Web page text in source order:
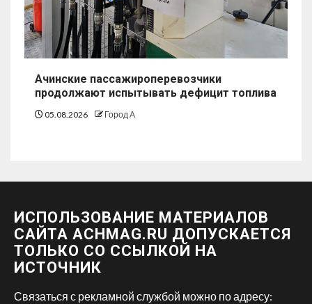
Ачинские пассажироперевозчики
продолжают испытывать дефицит топлива
05.08.2026 Город А
ИСПОЛЬЗОВАНИЕ МАТЕРИАЛОВ
САЙТА ACHMAG.RU ДОПУСКАЕТСЯ
ТОЛЬКО СО ССЫЛКОЙ НА
ИСТОЧНИК
Связаться с рекламной службой можно по адресу: